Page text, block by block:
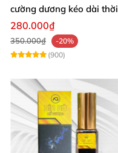
cường dương kéo dài thời
gian cho nam
280.000₫
350.000₫
-20%
(900)